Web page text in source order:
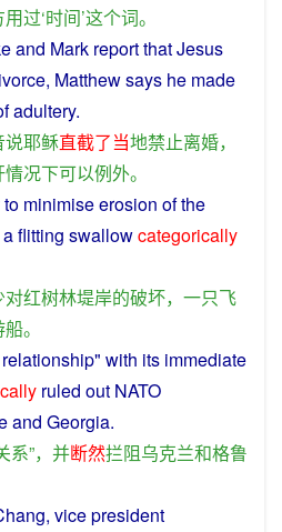
用过‘时间’这个词。
and Mark report thatJesus
, Matthewsays he made
adultery.
说耶稣直截了当地禁止离婚，
情况下可以例外。
to minimiseerosion ofthe
aflitting swallowcategorically
对红树林堤岸的破坏， 一只飞
船。
relationship" with its immediate
ruled out NATO
and Georgia.
系”， 并断然拦阻乌克兰和格鲁
, vicepresident